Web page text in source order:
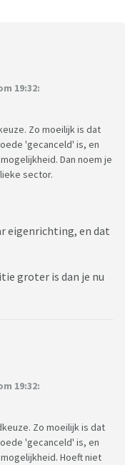
19:32:
Zo moeilijk is dat
'gecanceld' is, en
Dan noem je
sector.
eigenrichting, en dat
groter is dan je nu
19:32:
Zo moeilijk is dat
'gecanceld' is, en
Hoeft niet